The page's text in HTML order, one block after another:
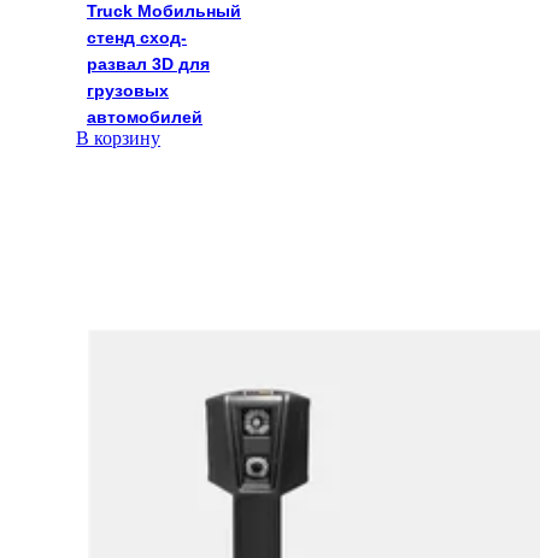
Truck Мобильный
стенд сход-
развал 3D для
грузовых
автомобилей
В корзину